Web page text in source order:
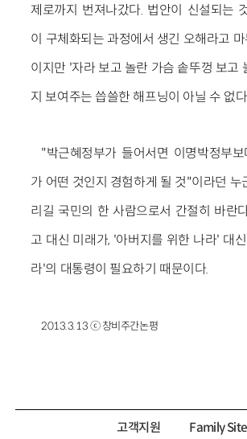
제로까지 번져나갔다. 법안이 신설되는
이 구체화되는 과정에서 생긴 오해라고 마
이지만 '자라 보고 놀란 가슴 솥뚜껑 보고
지 보여주는 씁쓸한 해프닝이 아닐 수 없
"박근혜정부가 들어서면 이명박정부
가 어떤 것인지 경험하게 될 것"이라던 누
리길 국민의 한 사람으로서 간절히 바란
고 대신 미래가, '아버지를 위한 나라' 대
라'의 대통령이 필요하기 때문이다.
2013.3.13 ⓒ 창비주간논평
고객지원 Family